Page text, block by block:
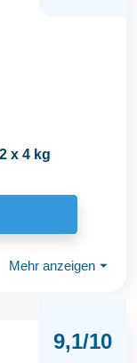
x 4 kg
Mehr anzeigen ⏷
9,1/10